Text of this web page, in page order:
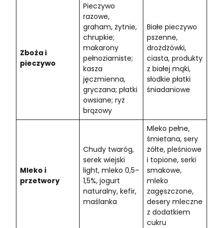
Zboża i
pieczywo
Pieczywo
razowe,
graham, żytnie,
chrupkie;
makarony
pełnoziarniste;
kasza
jęczmienna,
gryczana; płatki
owsiane; ryż
brązowy
Białe pieczywo
pszenne,
drożdżówki,
ciasta, produkty
z białej mąki,
słodkie płatki
śniadaniowe
Mleko i
przetwory
Chudy twaróg,
serek wiejski
light, mleko 0,5–
1,5%, jogurt
naturalny, kefir,
maślanka
Mleko pełne,
śmietana, sery
żółte, pleśniowe
i topione, serki
smakowe,
mleko
zagęszczone,
desery mleczne
z dodatkiem
cukru